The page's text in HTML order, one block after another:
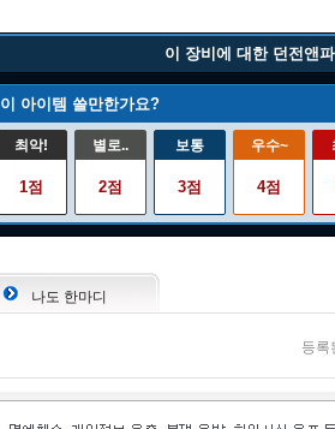
이 장비에 대한 던전앤
이 아이템 쓸만한가요?
최악!
1점
별로..
2점
보통
3점
우수~
4점
나도 한마디
등록